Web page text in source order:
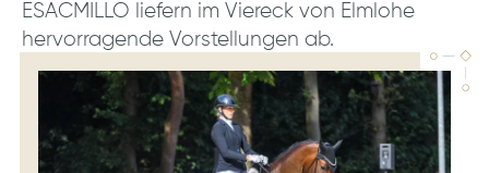
ESACMILLO liefern im Viereck von Elmlohe
hervorragende Vorstellungen ab.